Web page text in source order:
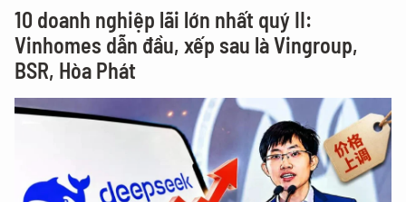
10 doanh nghiệp lãi lớn nhất quý II:
Vinhomes dẫn đầu, xếp sau là Vingroup,
BSR, Hòa Phát